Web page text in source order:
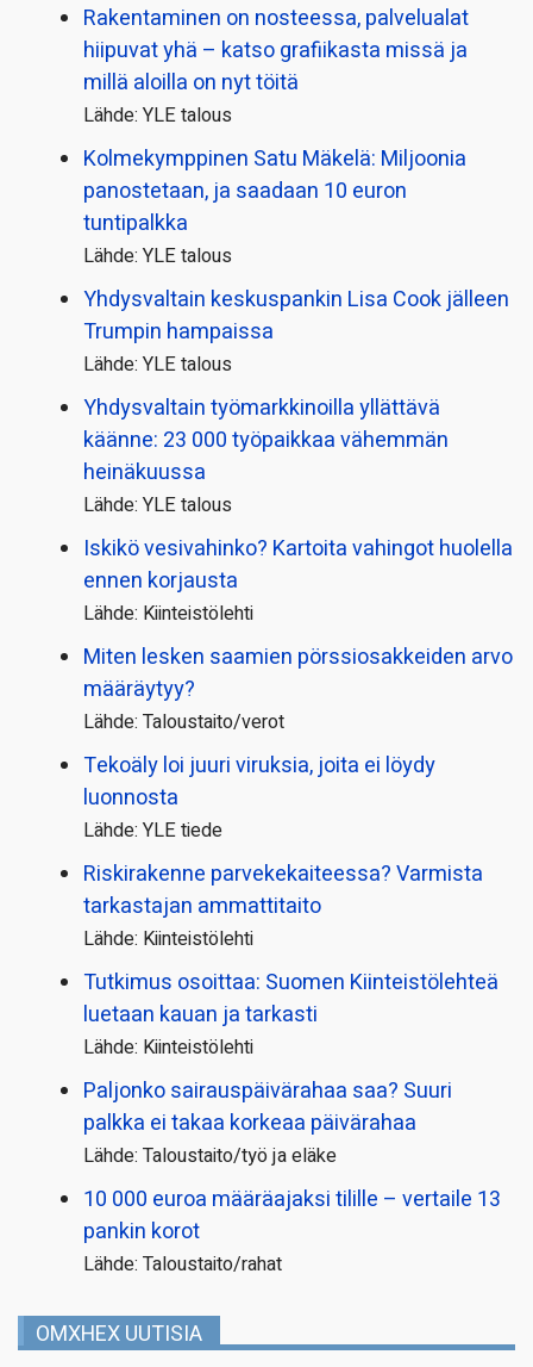
Rakentaminen on nosteessa, palvelualat
hiipuvat yhä – katso grafiikasta missä ja
millä aloilla on nyt töitä
Lähde: YLE talous
Kolmekymppinen Satu Mäkelä: Miljoonia
panostetaan, ja saadaan 10 euron
tuntipalkka
Lähde: YLE talous
Yhdysvaltain keskuspankin Lisa Cook jälleen
Trumpin hampaissa
Lähde: YLE talous
Yhdysvaltain työmarkkinoilla yllättävä
käänne: 23 000 työpaikkaa vähemmän
heinäkuussa
Lähde: YLE talous
Iskikö vesivahinko? Kartoita vahingot huolella
ennen korjausta
Lähde: Kiinteistölehti
Miten lesken saamien pörssi­osakkeiden arvo
määräytyy?
Lähde: Taloustaito/verot
Tekoäly loi juuri viruksia, joita ei löydy
luonnosta
Lähde: YLE tiede
Riskirakenne parvekekaiteessa? Varmista
tarkastajan ammattitaito
Lähde: Kiinteistölehti
Tutkimus osoittaa: Suomen Kiinteistölehteä
luetaan kauan ja tarkasti
Lähde: Kiinteistölehti
Paljonko sairauspäivä­rahaa saa? Suuri
palkka ei takaa korkeaa päivärahaa
Lähde: Taloustaito/työ ja eläke
10 000 euroa määräajaksi tilille – vertaile 13
pankin korot
Lähde: Taloustaito/rahat
OMXHEX UUTISIA